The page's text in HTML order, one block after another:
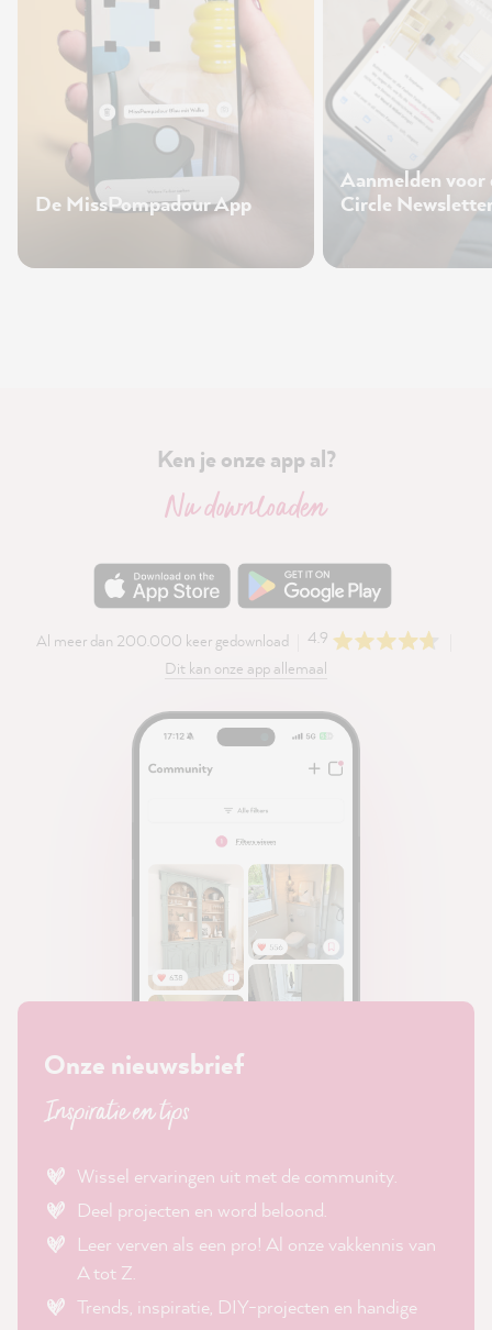
De MissPompadour App
Aanmelden voor
Circle
Ken je onze app al?
Nu downloaden
Al meer dan 200.000 keer gedownload
4.9
Dit kan onze app allemaal
Onze nieuwsbrief
Inspiratie en tips
Wissel ervaringen uit met de community.
Deel projecten en word beloond.
Leer verven als een pro! Al onze vakkennis van
A tot Z.
Trends, inspiratie, DIY-projecten en handige